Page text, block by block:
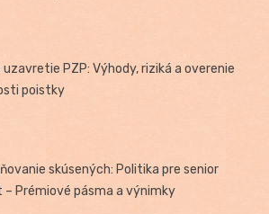
uzavretie PZP: Výhody, riziká a overenie
poistky
skúsených: Politika pre senior
Prémiové pásma a výnimky